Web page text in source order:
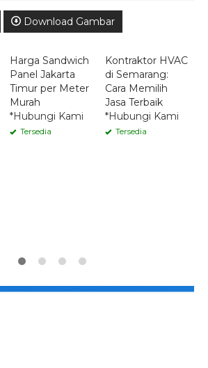
Download Gambar
Harga Sandwich
Panel Jakarta
Timur per Meter
Murah
*Hubungi Kami
Tersedia
Kontraktor HVAC
di Semarang:
Cara Memilih
Jasa Terbaik
*Hubungi Kami
Tersedia